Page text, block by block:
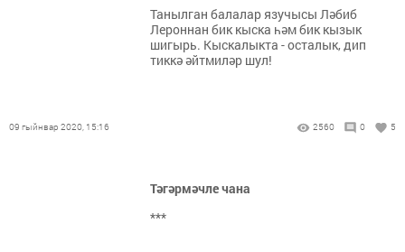
Танылган балалар язучысы Ләбиб
Лероннан бик кыска һәм бик кызык
шигырь. Кыскалыкта - осталык, дип
тиккә әйтмиләр шул!
09 гыйнвар 2020, 15:16 2560 0 5
Тәгәрмәчле чана
***